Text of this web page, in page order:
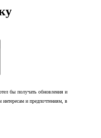
бы получать обновления и
и предпочтениям, в